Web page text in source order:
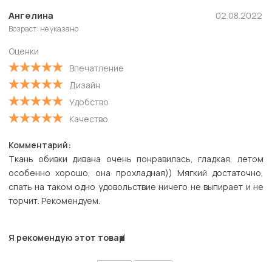
Ангелина
Возраст: не указано
Оценки
Впечатление
Дизайн
Удобство
Качество
02.08.2022
Комментарий:
Ткань обивки дивана очень понравилась, гладкая, летом
особенно хорошо, она прохладная)) Мягкий достаточно,
спать на таком одно удовольствие ничего не выпирает и не
торчит. Рекомендуем.
Я рекомендую этот товар